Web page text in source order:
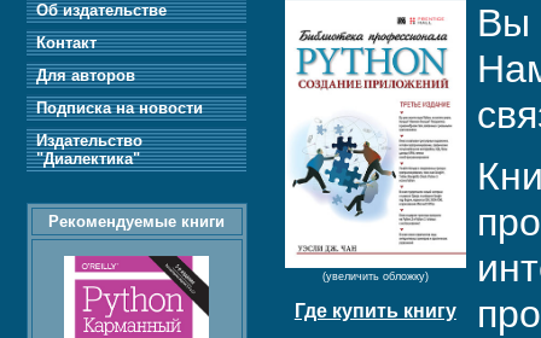
(увеличить обложку)
Где купить книгу
Вы
Об издательстве
Контакт
Для авторов
Подписка на новости
Издательство
"Диалектика"
Рекомендуемые книги